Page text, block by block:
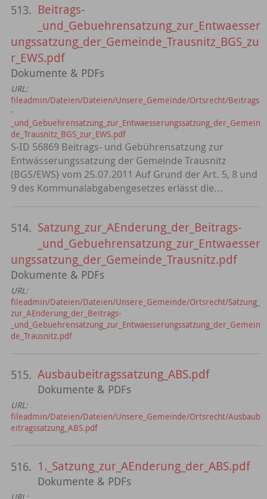
513. Beitrags-
_und_Gebuehrensatzung_zur_Entwaesser
ungssatzung_der_Gemeinde_Trausnitz_BGS_zu
r_EWS.pdf
Dokumente & PDFs
URL:
fileadmin/Dateien/Dateien/Unsere_Gemeinde/Ortsrecht/Beitrags
-
_und_Gebuehrensatzung_zur_Entwaesserungssatzung_der_Gemein
de_Trausnitz_BGS_zur_EWS.pdf
S-ID 56869 Beitrags- und Gebührensatzung zur
Entwässerungssatzung der Gemeinde Trausnitz
(BGS/EWS} vom 25.07.2011 Auf Grund der Art. 5, 8 und
9 des Kommunalabgabengesetzes erlässt die...
514. Satzung_zur_AEnderung_der_Beitrags-
_und_Gebuehrensatzung_zur_Entwaesser
ungssatzung_der_Gemeinde_Trausnitz.pdf
Dokumente & PDFs
URL:
fileadmin/Dateien/Dateien/Unsere_Gemeinde/Ortsrecht/Satzung_
zur_AEnderung_der_Beitrags-
_und_Gebuehrensatzung_zur_Entwaesserungssatzung_der_Gemein
de_Trausnitz.pdf
515. Ausbaubeitragssatzung_ABS.pdf
Dokumente & PDFs
URL:
fileadmin/Dateien/Dateien/Unsere_Gemeinde/Ortsrecht/Ausbaub
eitragssatzung_ABS.pdf
516. 1._Satzung_zur_AEnderung_der_ABS.pdf
Dokumente & PDFs